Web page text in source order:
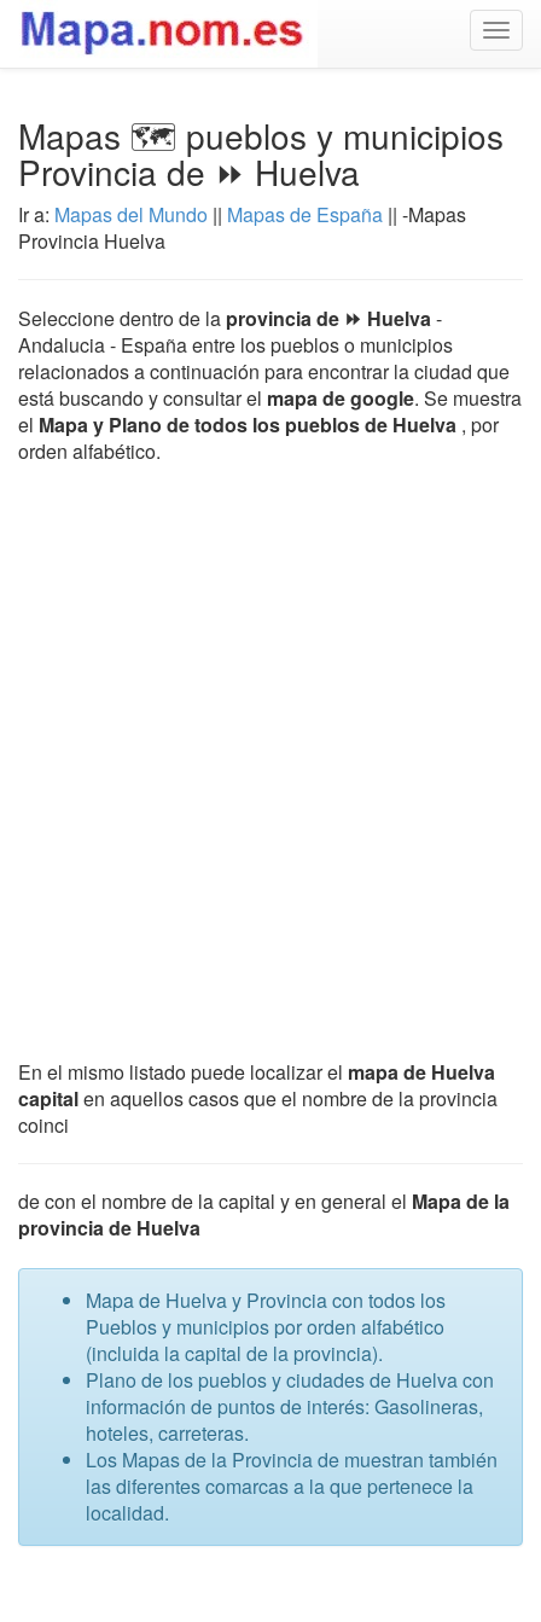
Mapas 🗺️ pueblos y municipios
Provincia de ⏩ Huelva
Ir a: Mapas del Mundo || Mapas de España || -Mapas
Provincia Huelva
Seleccione dentro de la provincia de ⏩ Huelva-
Andalucia - España entre los pueblos o municipios
relacionados a continuación para encontrar la ciudad que
está buscando y consultar el mapa de google. Se muestra
el Mapa y Plano de todos los pueblos de Huelva , por
orden alfabético.
En el mismo listado puede localizar el mapa de Huelva
capitalen aquellos casos que el nombre de la provincia
coinci
de con el nombre de la capital y en general el Mapa de la
provincia de Huelva
Mapa de Huelva y Provincia con todos los
Pueblos y municipios por orden alfabético
(incluida la capital de la provincia).
Plano de los pueblos y ciudades de Huelva con
información de puntos de interés: Gasolineras,
hoteles, carreteras.
Los Mapas de la Provincia de muestran también
las diferentes comarcas a la que pertenece la
localidad.